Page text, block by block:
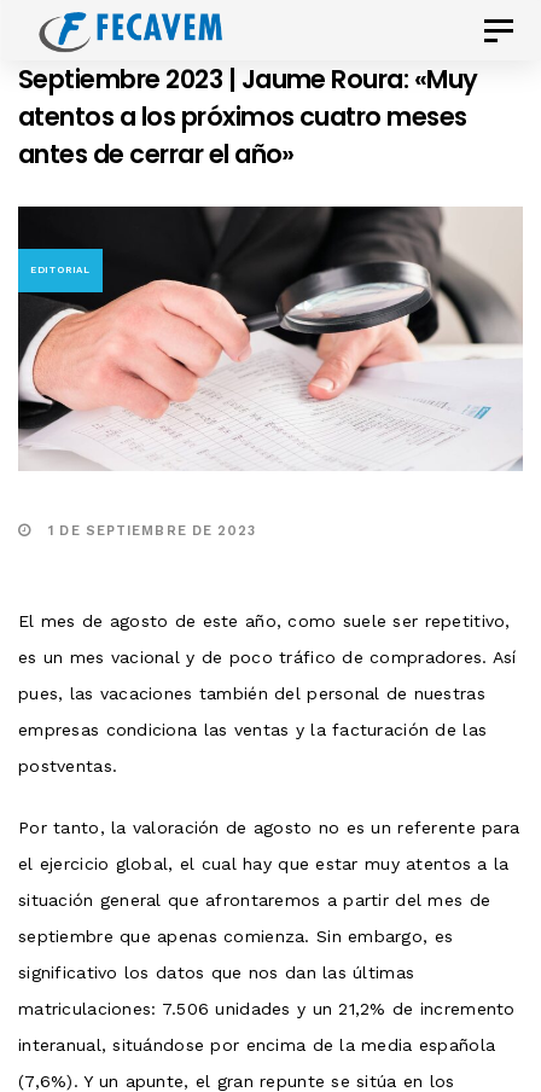
Skip
links
primary
navigation
Skip
Toggle
Septiembre 2023 | Jaume Roura: «Muy
atentos a los próximos cuatro meses
antes de cerrar el año»
EDITORIAL
1 DE SEPTIEMBRE DE 2023
El mes de agosto de este año, como suele ser repetitivo,
es un mes vacional y de poco tráfico de compradores. Así
pues, las vacaciones también del personal de nuestras
empresas condiciona las ventas y la facturación de las
postventas.
Por tanto, la valoración de agosto no es un referente para
el ejercicio global, el cual hay que estar muy atentos a la
situación general que afrontaremos a partir del mes de
septiembre que apenas comienza. Sin embargo, es
significativo los datos que nos dan las últimas
matriculaciones: 7.506 unidades y un 21,2% de incremento
interanual, situándose por encima de la media española
(7,6%). Y un apunte, el gran repunte se sitúa en los